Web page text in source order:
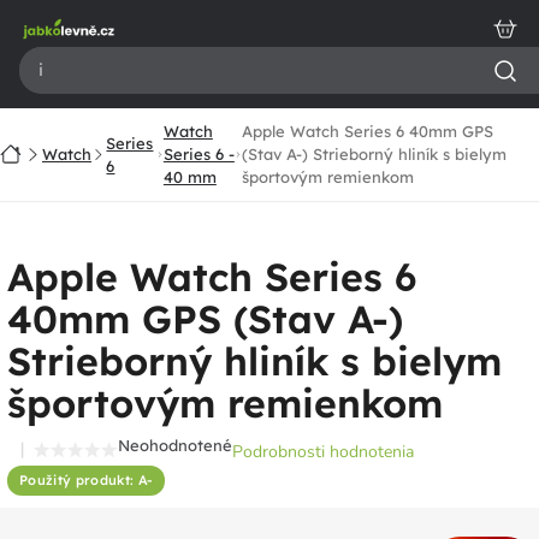
obsah
DomovWatch
Series
6
Watch
Series 6 -
40 mm
Apple Watch Series 6 40mm GPS
(Stav A-) Strieborný hliník s bielym
športovým remienkom
Apple Watch Series 6
40mm GPS (Stav A-)
Strieborný hliník s bielym
športovým remienkom
Použitý produkt: A-
Priemerné
hodnotenie
NeohodnotenéPodrobnosti hodnotenia